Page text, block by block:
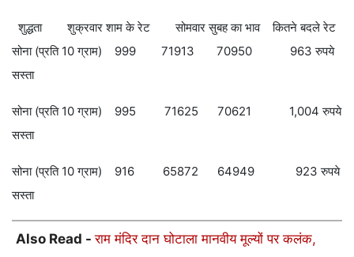
शुद्धता शुक्रवार शाम के रेट सोमवार सुबह का भाव कितने बदले रेट
सोना (प्रति 10 ग्राम) 999 71913 70950 963 रुपये
सस्ता
सोना (प्रति 10 ग्राम) 995 71625 70621 1,004 रुपये
सस्ता
सोना (प्रति 10 ग्राम) 916 65872 64949 923 रुपये
सस्ता
Also Read -राम मंदिर दान घोटाला मानवीय मूल्यों पर कलंक,